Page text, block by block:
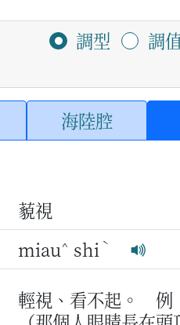
調型 調
海陸腔
藐視
miau^ shi ˋ
輕視、看不起。 例